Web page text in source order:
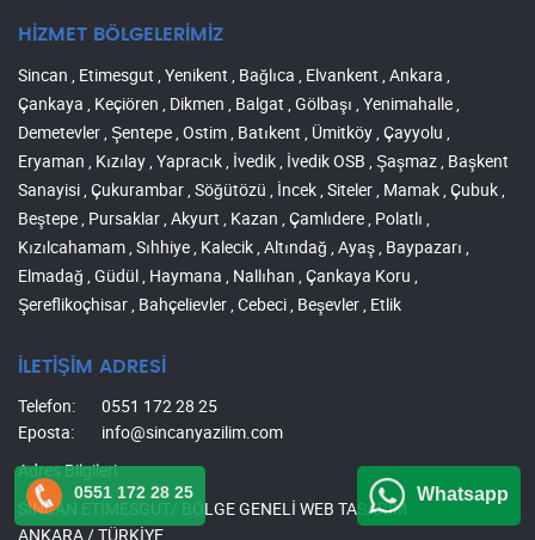
HİZMET BÖLGELERİMİZ
Sincan , Etimesgut , Yenikent , Bağlıca , Elvankent , Ankara ,
Çankaya , Keçiören , Dikmen , Balgat , Gölbaşı , Yenimahalle ,
Demetevler , Şentepe , Ostim , Batıkent , Ümitköy , Çayyolu ,
Eryaman , Kızılay , Yapracık , İvedik , İvedik OSB , Şaşmaz , Başkent
Sanayisi , Çukurambar , Söğütözü , İncek , Siteler , Mamak , Çubuk ,
Beştepe , Pursaklar , Akyurt , Kazan , Çamlıdere , Polatlı ,
Kızılcahamam , Sıhhiye , Kalecik , Altındağ , Ayaş , Baypazarı ,
Elmadağ , Güdül , Haymana , Nallıhan , Çankaya Koru ,
Şereflikoçhisar , Bahçelievler , Cebeci , Beşevler , Etlik
İLETİŞİM ADRESİ
Telefon:
0551 172 28 25
Eposta:
info@sincanyazilim.com
Adres Bilgileri
SİNCAN ETİMESGUT/ BÖLGE GENELİ WEB TASARIM
ANKARA / TÜRKİYE
0551 172 28 25 Whatsapp